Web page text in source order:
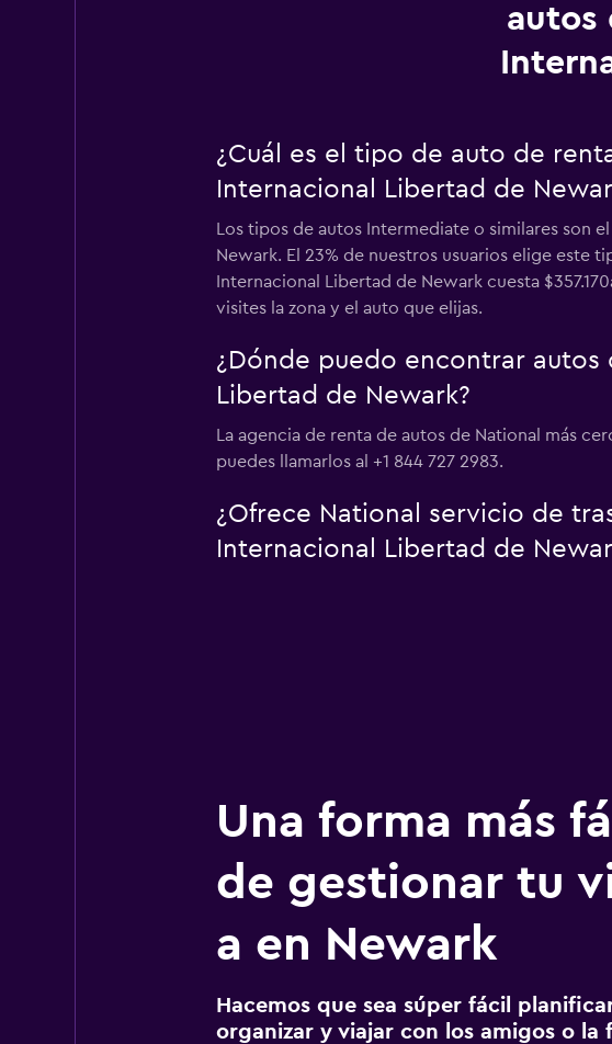
autos
¿Cuál es el tipo de auto de
Internacional Libertad de
Los tipos de autos Intermediate o similares son
Newark. El 23% de nuestros usuarios elige este
Internacional Libertad de Newark cuesta
visites la zona y el auto que elijas.
¿Dónde puedo encontrar
Libertad de Newark?
La agencia de renta de autos de National más
puedes llamarlos al +1 844 727 2983.
¿Ofrece National servicio de
Internacional Libertad de
Una forma más
de gestionar tu
a en Newark
Hacemos que sea súper fácil
organizar y viajar con los amigos o la